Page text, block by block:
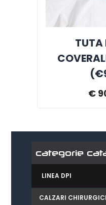
TUTA
€
categorie
LINEA DPI
CALZARI CHIRURGICI